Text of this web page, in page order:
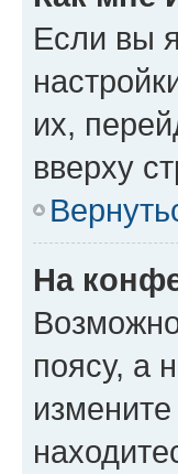
Если вы
их,
вверху
На
поясу, а